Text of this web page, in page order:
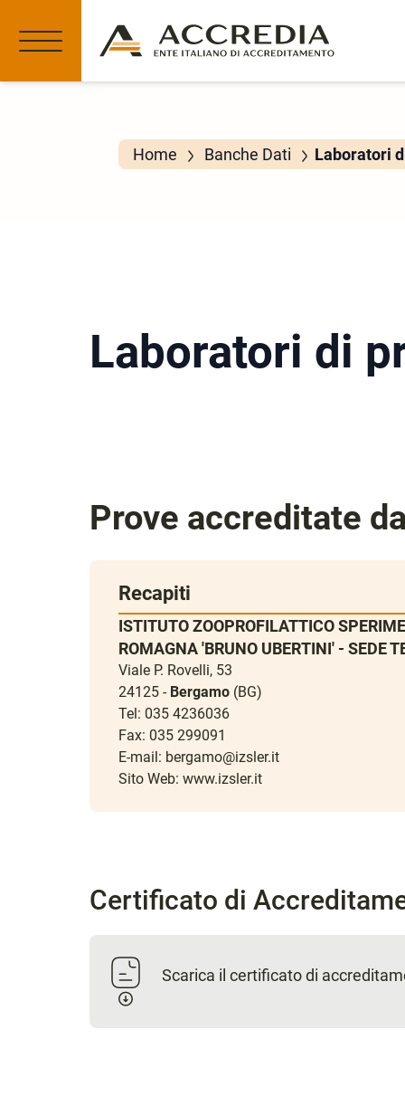
Home Banche Dati Laboratori
Laboratori di
Prove accreditate
Recapiti
ISTITUTO ZOOPROFILATTICO
ROMAGNA 'BRUNO UBERTINI' - SEDE
Viale P. Rovelli, 53
24125 - Bergamo (BG)
Tel: 035 4236036
Fax: 035 299091
E-mail: bergamo@izsler.it
Sito Web: www.izsler.it
Certificato di
Scarica il certificato di